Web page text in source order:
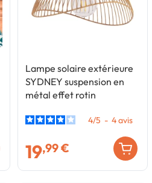
Lampe solaire extérieure
SYDNEY suspension en
métal effet rotin
4/5 - 4avis
19,99 €